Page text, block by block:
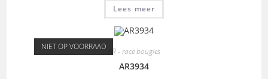
Lees meer
NIET OP VOORRAAD AR - race bougies
AR3934